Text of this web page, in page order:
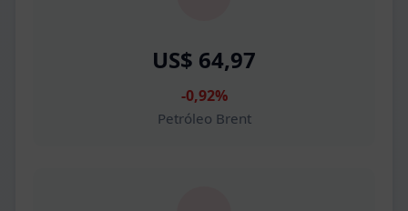
US$ 64,97
-0,92%
Petróleo Brent